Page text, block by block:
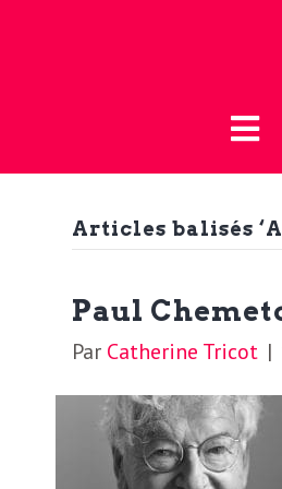
’
a
c
t
u
B
oArticles balisés
Paul
Par Catherine Tricot |